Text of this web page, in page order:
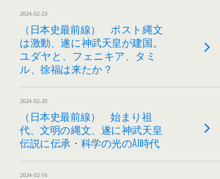
2024-02-23
（日本史最前線） ポスト縄文
は激動、遂に神武天皇が建国。
ユダヤと、フェニキア、タミ
ル、徐福は来たか？
2024-02-20
（日本史最前線） 始まり祖
代、文明の縄文、遂に神武天皇
伝説に伝承・科学の光のAI時代
2024-02-16